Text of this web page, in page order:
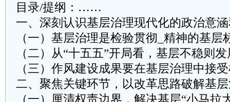
目录/提纲：……
一、深刻认识基层治理现代化的政治意
（一）基层治理是检验贯彻_精神的基层
（二）从“十五五”开局看，基层不稳则
（三）作风建设成果要在基层治理中接
二、聚焦关键环节，以改革思路破解基
（一）厘清权责边界，解决基层“小马拉